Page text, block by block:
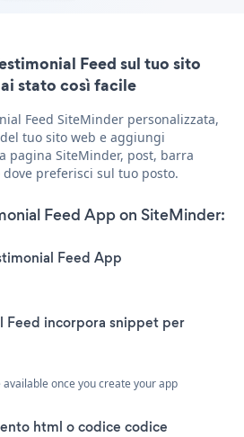
Feed sul tuo sito
stato così facile
Feed SiteMinder personalizzata,
tuo sito web e aggiungi
pagina SiteMinder, post, barra
preferisci sul tuo posto.
Feed App on SiteMinder:
Feed App
Feed incorpora snippet per
available once you create your app
html o codice codice